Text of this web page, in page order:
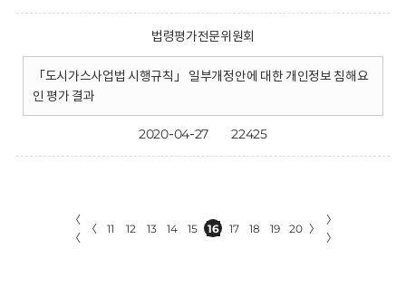
법령평가전문위원회
「도시가스사업법 시행규칙」 일부개정안에 대한 개인정보 침해요
인 평가 결과
2020-04-27 22425
〈
〈
〈 11 12 13 14 15 16 17 18 19 20 〉
〉
〉